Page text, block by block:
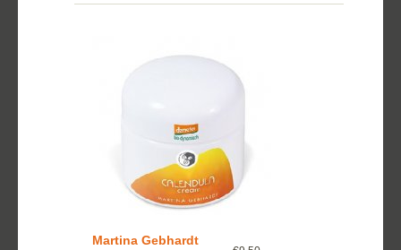
Martina Gebhardt